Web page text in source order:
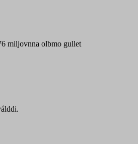
miljovnna olbmo gullet